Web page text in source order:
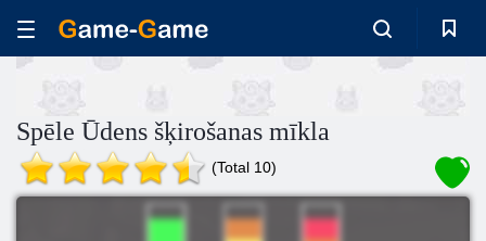
Spēle Ūdens šķirošanas mīkla
(Total 10)